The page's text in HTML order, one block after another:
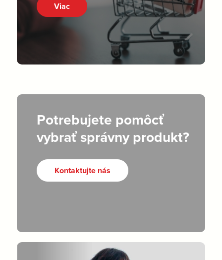
Viac
Potrebujete pomôcť
vybrať správny produkt?
Kontaktujte nás